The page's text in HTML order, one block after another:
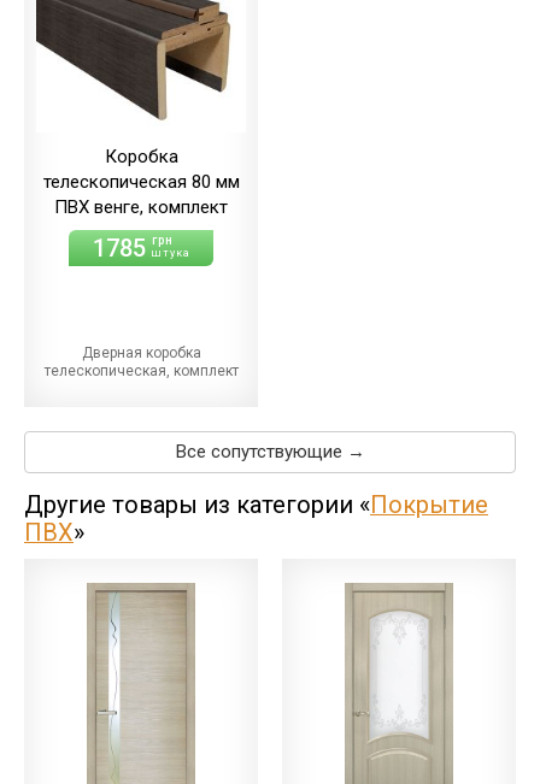
Коробка
телескопическая 80 мм
ПВХ венге, комплект
1785 грн
штука
Дверная коробка
телескопическая, комплект
Все сопутствующие →
Другие товары из категории «Покрытие
ПВХ»